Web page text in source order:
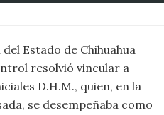
Estado de Chihuahua
resolvió vincular a
D.H.M., quien, en la
se desempeñaba como